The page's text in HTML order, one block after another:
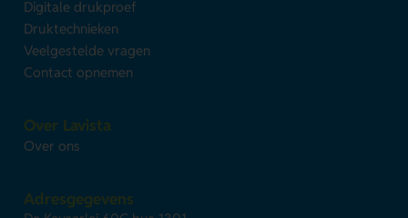
Digitale drukproef
Druktechnieken
Veelgestelde vragen
Contact opnemen
Over Lavista
Over ons
Adresgegevens